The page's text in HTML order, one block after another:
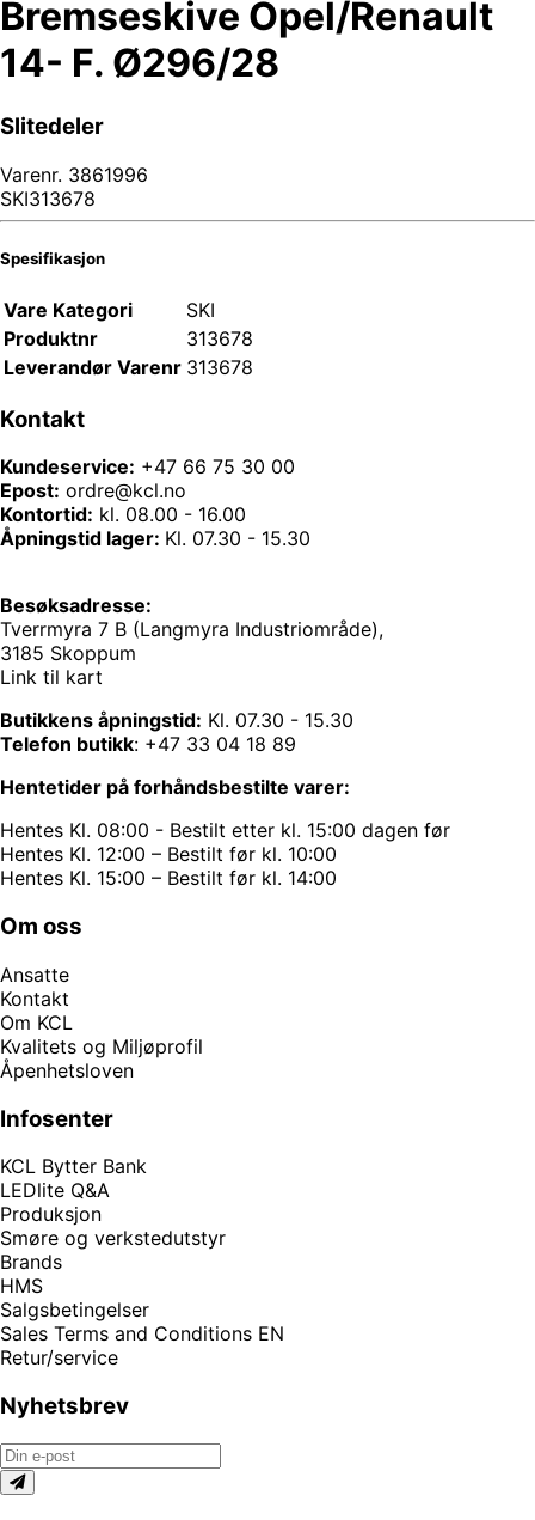
Bremseskive Opel/Renault
14- F. Ø296/28
Slitedeler
Varenr. 3861996
SKI313678
Spesifikasjon
Vare Kategori
SKI
Produktnr
313678
Leverandør Varenr 313678
Kontakt
Kundeservice: +47 66 75 30 00
Epost: ordre@kcl.no
Kontortid: kl. 08.00 - 16.00
Åpningstid lager: Kl. 07.30 - 15.30
Besøksadresse:
Tverrmyra 7 B (Langmyra Industriområde),
3185 Skoppum
Link til kart
Butikkens åpningstid: Kl. 07.30 - 15.30
Telefon butikk: +47 33 04 18 89
Hentetider på forhåndsbestilte varer:
Hentes Kl. 08:00 - Bestilt etter kl. 15:00 dagen før
Hentes Kl. 12:00 – Bestilt før kl. 10:00
Hentes Kl. 15:00 – Bestilt før kl. 14:00
Om oss
Ansatte
Kontakt
Om KCL
Kvalitets og Miljøprofil
Åpenhetsloven
Infosenter
KCL Bytter Bank
LEDlite Q&A
Produksjon
Smøre og verkstedutstyr
Brands
HMS
Salgsbetingelser
Sales Terms and Conditions EN
Retur/service
Nyhetsbrev